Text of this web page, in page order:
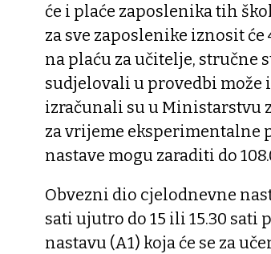
će i plaće zaposlenika tih
za sve zaposlenike iznosit
na plaću za učitelje, stručne
sudjelovali u provedbi može
izračunali su u Ministarstvu
za vrijeme eksperimentalne
nastave mogu zaraditi do
Obvezni dio cjelodnevne
sati ujutro do 15 ili 15.30
nastavu (A1) koja će se za